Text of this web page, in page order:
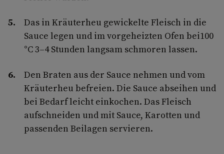
Das in Kräuterheu gewickelte Fleisch in die
Sauce legen und im vorgeheizten Ofen bei100
°C 3–4 Stunden langsam schmoren lassen.
Den Braten aus der Sauce nehmen und vom
Kräuterheu befreien. Die Sauce abseihen und
bei Bedarf leicht einkochen. Das Fleisch
aufschneiden und mit Sauce, Karotten und
passenden Beilagen servieren.